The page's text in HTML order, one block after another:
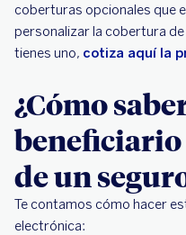
coberturas opcionales que
personalizar la cobertura de
tienes uno, cotiza aquí la
¿Cómo
de un
Te contamos cómo hacer
electrónica: